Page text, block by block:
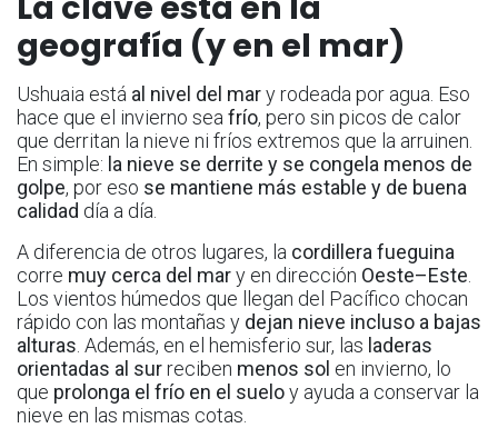
geografía (y en el mar)
Ushuaia está al nivel del mary rodeada por agua. Eso
hace que el invierno sea frío, pero sin picos de calor
que derritan la nieve ni fríos extremos que la arruinen.
En simple: la nieve se derrite y se congela menos de
golpe, por eso se mantiene más estable y de buena
calidad día a día.
A diferencia de otros lugares, la cordillera fueguina
corre muy cerca del mary en dirección Oeste–Este
Los vientos húmedos que llegan del Pacífico chocan
rápido con las montañas y dejan nieve incluso a bajas
alturas . Además, en el hemisferio sur, las laderas
orientadas al surreciben menos sol en invierno, lo
que prolonga el frío en el sueloy ayuda a conservar la
nieve en las mismas cotas.